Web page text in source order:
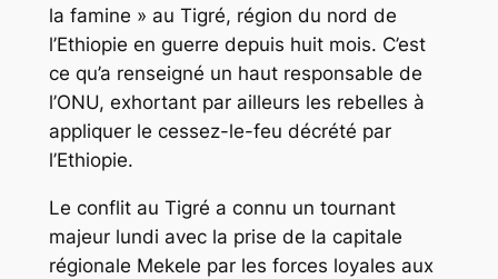
la famine » au Tigré, région du nord de
l’Ethiopie en guerre depuis huit mois. C’est
ce qu’a renseigné un haut responsable de
l’ONU, exhortant par ailleurs les rebelles à
appliquer le cessez-le-feu décrété par
l’Ethiopie.
Le conflit au Tigré a connu un tournant
majeur lundi avec la prise de la capitale
régionale Mekele par les forces loyales aux